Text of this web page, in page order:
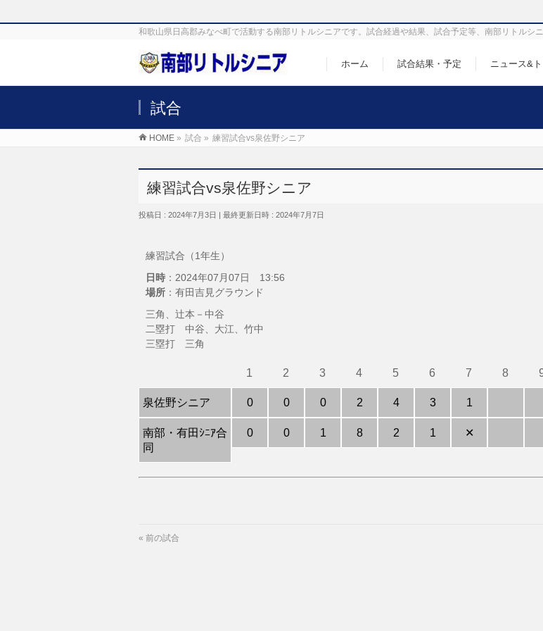
和歌山県日高郡みなべ町で活動する南部リトルシニアです。試合経過や結果、試合予定等、南部リトルシ
ホーム 試合結果・予定 ニュース&
試合
HOME » 試合 » 練習試合vs泉佐野シニア
練習試合vs泉佐野シニア
投稿日 : 2024年7月3日 最終更新日時 : 2024年7月7日
練習試合（1年生）
日時 ：2024年07月07日 13:56
場所 ：有田吉見グラウンド
三角、辻本－中谷
二塁打 中谷、大江、竹中
三塁打 三角
泉佐野シニア
南部・有田ｼﾆｱ合
同
1
0
0
2
0
0
3
0
1
4
2
8
5
4
2
6
3
1
7
1
✕
8
« 前の試合